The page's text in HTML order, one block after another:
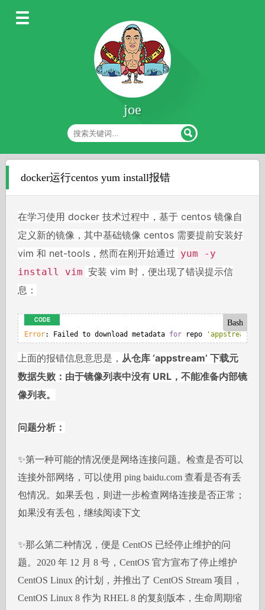
joe
docker运行centos yum install报错
在学习使用 docker 技术过程中，基于 centos 镜像自
定义新的镜像，其中基础镜像 centos 需要提前安装好
vim 和 net-tools，然而在刚开始通过 yum -y
install vim 安装 vim 时，便出现了错误提示信
息：
Bash
Error: Failed to download metadata for repo 'appstream'
上面的报错信息意思是， 从仓库 ‘appstream’ 下载元
数据失败：由于镜像列表中没有 URL，不能准备内部镜
像列表。
问题分析：
✨第一种可能的情况便是网络连接问题。检查是否可以
连接外部网络，可以使用 ping baidu.com 查看是否有丢
包情况。如果丢包，则进一步检查网络连接是否正常；
如果没有丢包，继续阅读下文
✨那么第二种情况，便是 CentOS 已经停止维护的问
题。2020 年 12 月 8 号，CentOS 官方宣布了停止维护
CentOS Linux 的计划，并推出了 CentOS Stream 项目，
CentOS Linux 8 作为 RHEL 8 的复刻版本，生命周期缩